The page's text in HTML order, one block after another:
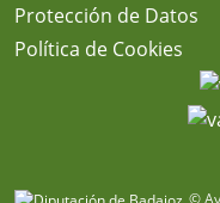
Protección de Datos
Política de Cookies